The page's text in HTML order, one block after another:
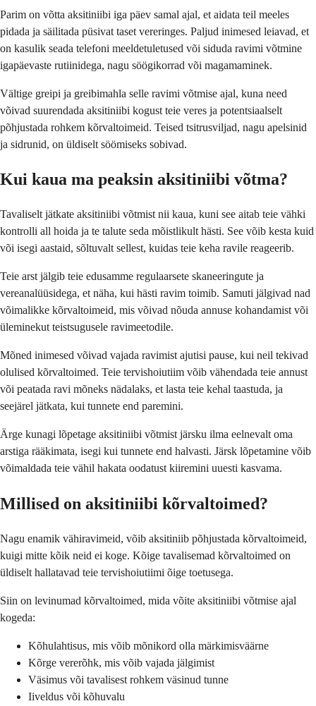
Parim on võtta aksitiniibi iga päev samal ajal, et aidata teil meeles
pidada ja säilitada püsivat taset vereringes. Paljud inimesed leiavad, et
on kasulik seada telefoni meeldetuletused või siduda ravimi võtmine
igapäevaste rutiinidega, nagu söögikorrad või magamaminek.
Vältige greipi ja greibimahla selle ravimi võtmise ajal, kuna need
võivad suurendada aksitiniibi kogust teie veres ja potentsiaalselt
põhjustada rohkem kõrvaltoimeid. Teised tsitrusviljad, nagu apelsinid
ja sidrunid, on üldiselt söömiseks sobivad.
Kui kaua ma peaksin aksitiniibi võtma?
Tavaliselt jätkate aksitiniibi võtmist nii kaua, kuni see aitab teie vähki
kontrolli all hoida ja te talute seda mõistlikult hästi. See võib kesta kuid
või isegi aastaid, sõltuvalt sellest, kuidas teie keha ravile reageerib.
Teie arst jälgib teie edusamme regulaarsete skaneeringute ja
vereanalüüsidega, et näha, kui hästi ravim toimib. Samuti jälgivad nad
võimalikke kõrvaltoimeid, mis võivad nõuda annuse kohandamist või
üleminekut teistsugusele ravimeetodile.
Mõned inimesed võivad vajada ravimist ajutisi pause, kui neil tekivad
olulised kõrvaltoimed. Teie tervishoiutiim võib vähendada teie annust
või peatada ravi mõneks nädalaks, et lasta teie kehal taastuda, ja
seejärel jätkata, kui tunnete end paremini.
Ärge kunagi lõpetage aksitiniibi võtmist järsku ilma eelnevalt oma
arstiga rääkimata, isegi kui tunnete end halvasti. Järsk lõpetamine võib
võimaldada teie vähil hakata oodatust kiiremini uuesti kasvama.
Millised on aksitiniibi kõrvaltoimed?
Nagu enamik vähiravimeid, võib aksitiniib põhjustada kõrvaltoimeid,
kuigi mitte kõik neid ei koge. Kõige tavalisemad kõrvaltoimed on
üldiselt hallatavad teie tervishoiutiimi õige toetusega.
Siin on levinumad kõrvaltoimed, mida võite aksitiniibi võtmise ajal
kogeda:
Kõhulahtisus, mis võib mõnikord olla märkimisväärne
Kõrge vererõhk, mis võib vajada jälgimist
Väsimus või tavalisest rohkem väsinud tunne
Iiveldus või kõhuvalu